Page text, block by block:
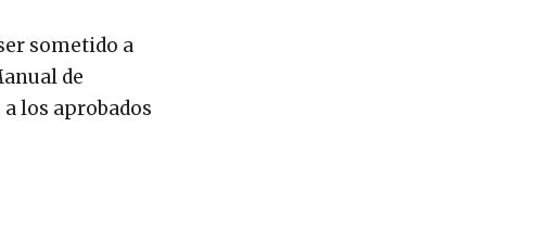
sometido a
de
los aprobados